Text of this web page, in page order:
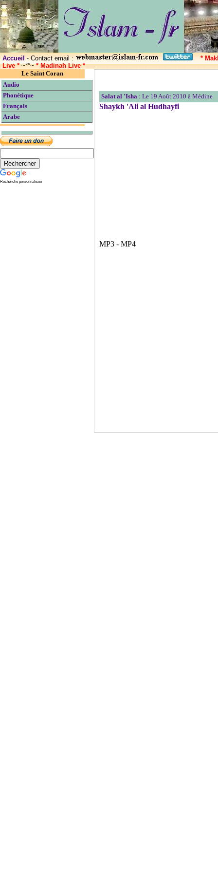
Accueil- Contact email :
*
Live *~°°~* Madinah Live *
Le Saint Coran
Audio
Phonétique
Français
Arabe
Recherche personnalisée
Salat al 'Isha : Le 19 Août 2010 à Médine
Shaykh 'Ali al Hudhayfi
MP3 - MP4